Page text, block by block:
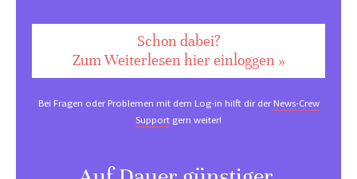
Schon dabei?
Zum Weiterlesen hier einloggen »
Bei Fragen oder Problemen mit dem Log-in hilft dir derNews-Crew
Support gern weiter!